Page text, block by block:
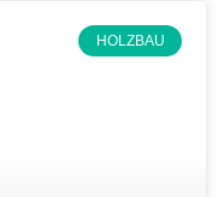
HOLZBAU